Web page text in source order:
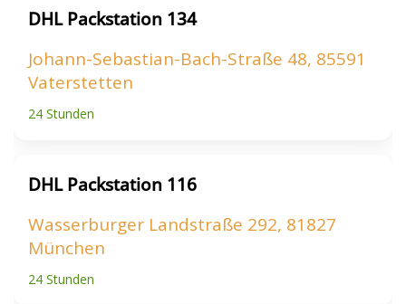
DHL Packstation 134
Johann-Sebastian-Bach-Straße 48, 85591
Vaterstetten
24 Stunden
DHL Packstation 116
Wasserburger Landstraße 292, 81827
München
24 Stunden